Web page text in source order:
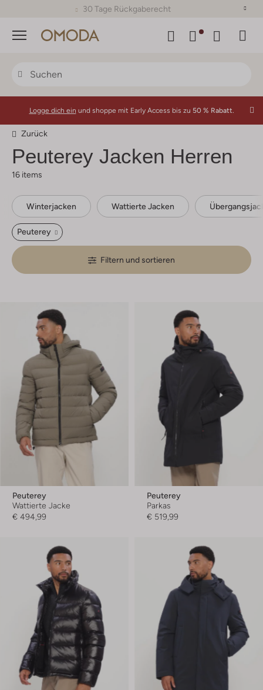
30 Tage Rückgaberecht
Menü
Logge dich ein und shoppe mit Early Access bis zu 50 % Rabatt.
Zurück
Peuterey Jacken Herren
16 items
Winterjacken Wattierte Jacken
Peuterey
Filtern und sortieren
Peuterey
Wattierte Jacke
€ 494,99
Peuterey
Parkas
€ 519,99